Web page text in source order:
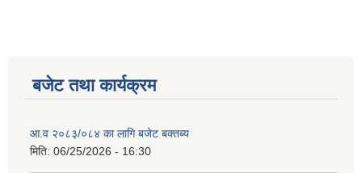
बजेट तथा कार्यक्रम
आ.व २०८३/०८४ का लागि बजेट बक्तब्य
मिति: 06/25/2026 - 16:30